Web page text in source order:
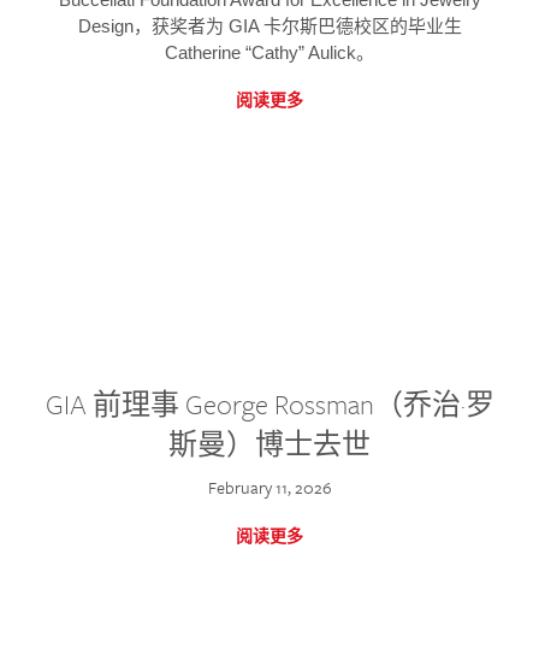
Design，获奖者为 GIA 卡尔斯巴德校区的毕业生
Catherine “Cathy” Aulick。
阅读更多
GIA 前理事 George Rossman（乔治·罗
斯曼）博士去世
February 11, 2026
阅读更多